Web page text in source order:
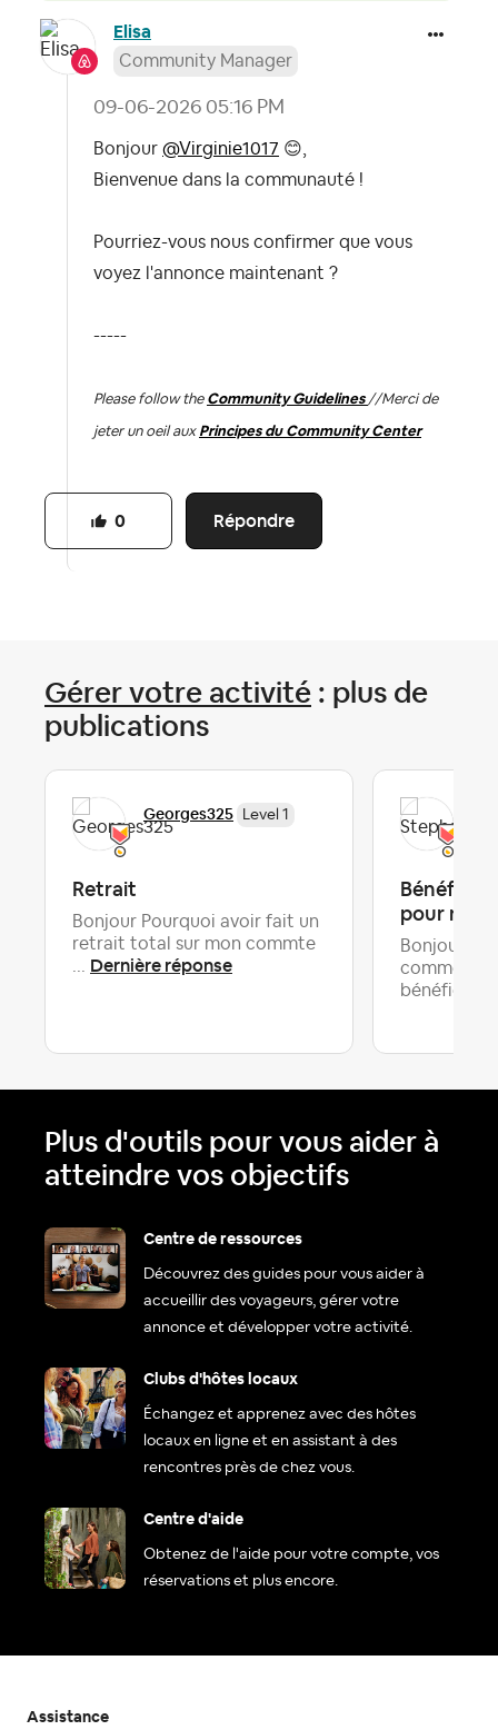
Elisa
Community Manager
‎09-06-2026 05:16 PM
Bonjour @Virginie1017 😊
Bienvenue dans la communauté !
Pourriez-vous nous confirmer que vous
voyez l'annonce maintenant ?
-----
Please follow the Community Guidelines //Merci de
jeter un oeil aux Principes du Community Center
Répondre
0
Gérer votre activité : plus de
publications
Georges325 Level 1
Retrait
Bonjour Pourquoi avoir fait un
retrait total sur mon commte
... Dernière réponse
Bénéficier
pour
Bonjour, je
comment
bénéficier
Plus d'outils pour vous aider à
atteindre vos objectifs
Centre de ressources
Découvrez des guides pour vous aider à
accueillir des voyageurs, gérer votre
annonce et développer votre activité.
Clubs d'hôtes locaux
Échangez et apprenez avec des hôtes
locaux en ligne et en assistant à des
rencontres près de chez vous.
Centre d'aide
Obtenez de l'aide pour votre compte, vos
réservations et plus encore.
Assistance